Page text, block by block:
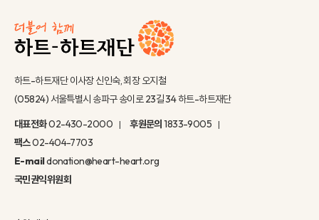
하트-하트재단 이사장 신인숙, 회장 오지철
(05824) 서울특별시 송파구 송이로 23길 34 하트-하트재단
대표전화02-430-2000 후원문의1833-9005
팩스02-404-7703
E-maildonation@heart-heart.org
국민권익위원회